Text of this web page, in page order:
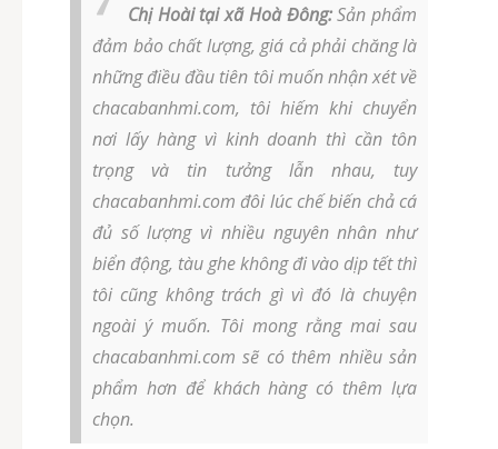
Chị Hoài tại xã Hoà Đông:Sản phẩm
đảm bảo chất lượng, giá cả phải chăng là
những điều đầu tiên tôi muốn nhận xét về
chacabanhmi.com, tôi hiếm khi chuyển
nơi lấy hàng vì kinh doanh thì cần tôn
trọng và tin tưởng lẫn nhau, tuy
chacabanhmi.com đôi lúc chế biến chả cá
đủ số lượng vì nhiều nguyên nhân như
biển động, tàu ghe không đi vào dịp tết thì
tôi cũng không trách gì vì đó là chuyện
ngoài ý muốn. Tôi mong rằng mai sau
chacabanhmi.com sẽ có thêm nhiều sản
phẩm hơn để khách hàng có thêm lựa
chọn.